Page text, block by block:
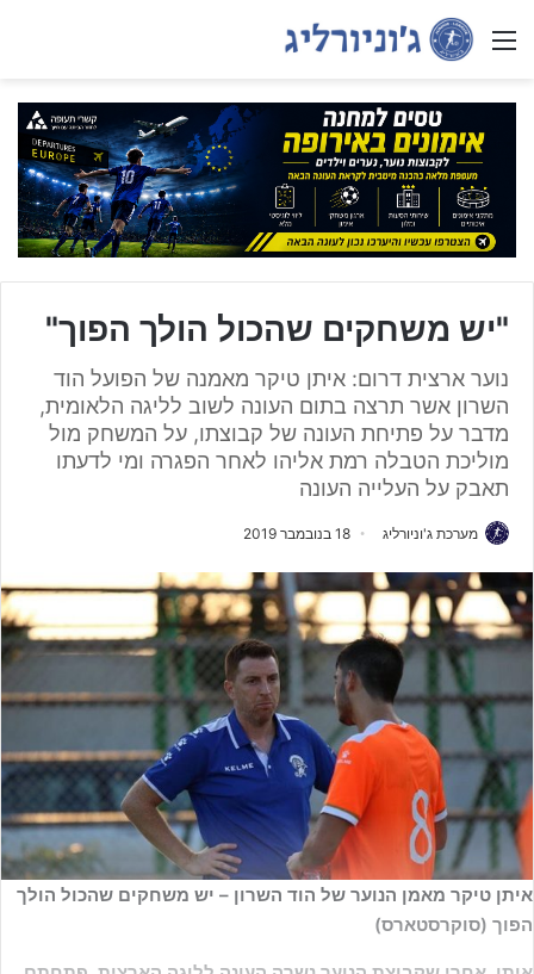
Menu
"יש משחקים שהכול הולך הפוך"
נוער ארצית דרום: איתן טיקר מאמנה של הפועל הוד
השרון אשר תרצה בתום העונה לשוב לליגה הלאומית,
מדבר על פתיחת העונה של קבוצתו, על המשחק מול
מוליכת הטבלה רמת אליהו לאחר הפגרה ומי לדעתו
תאבק על העלייה העונה
מערכת ג'וניורליג 18 בנובמבר 2019
איתן טיקר מאמן הנוער של הוד השרון – יש משחקים שהכול הולך
הפוך (סוקרסטארס)